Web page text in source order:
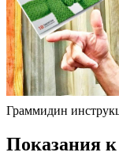
Граммидин
Показания